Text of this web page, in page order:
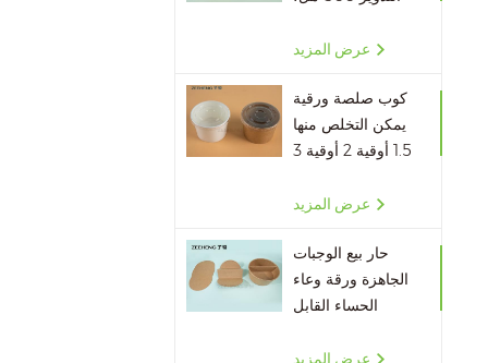
1000 مل
عرض المزيد
كوب صلصة ورقية
يمكن التخلص منها
1.5 أوقية 2 أوقية 3
عرض المزيد
حار بيع الوجبات
الجاهزة ورقة وعاء
الحساء القابل
الورق